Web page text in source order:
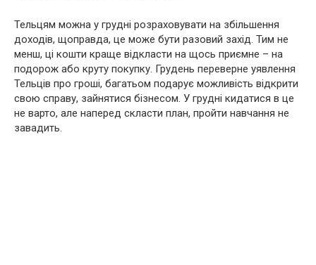
Тельцям можна у грудні розраховувати на збільшення
доходів, щоправда, це може бути разовий захід. Тим не
менш, ці кошти краще відкласти на щось приємне – на
подорож або круту покупку. Грудень переверне уявлення
Тельців про гроші, багатьом подарує можливість відкрити
свою справу, зайнятися бізнесом. У грудні кидатися в це
не варто, але наперед скласти план, пройти навчання не
завадить.